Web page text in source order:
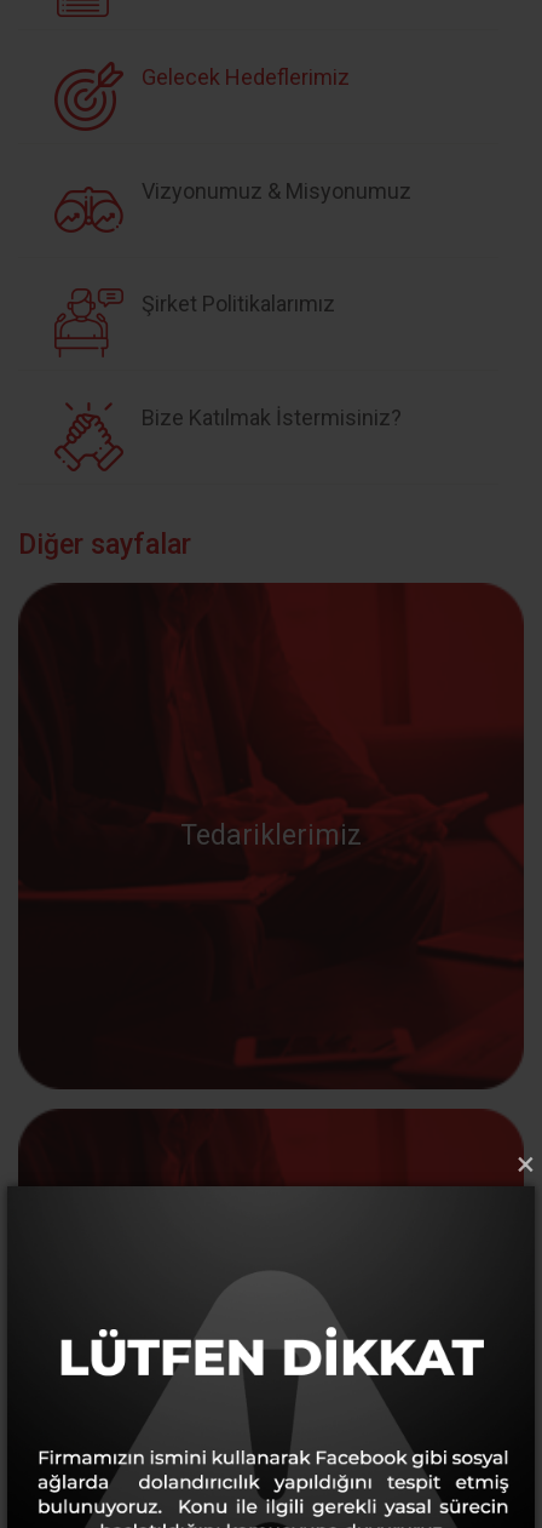
×
Gelecek Hedeflerimiz
Vizyonumuz & Misyonumuz
Şirket Politikalarımız
Bize Katılmak İstermisiniz?
Diğer sayfalar
Tedariklerimiz
İletişim